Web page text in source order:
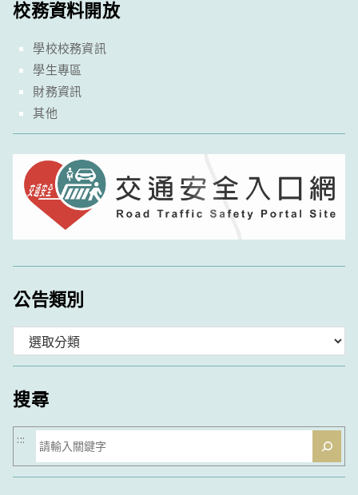
校務資料開放
學校校務資訊
學生專區
財務資訊
其他
公告類別
類
搜尋
搜
尋
:::